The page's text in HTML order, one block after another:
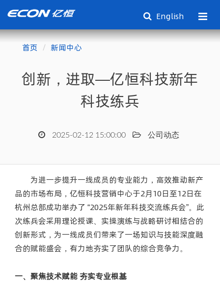
English
首页 新闻中心
创新，进取—亿恒科技新年
科技练兵
2025-02-12 15:00:00 公司动态
为进一步提升一线成员的专业能力，高效推动新产
品的市场布局，亿恒科技营销中心于2月10日至12日在
杭州总部成功举办了 “2025年新年科技交流练兵会”。此
次练兵会采用理论授课、实操演练与战略研讨相结合的
创新形式，为一线成员们带来了一场知识与技能深度融
合的赋能盛会，有力地夯实了团队的综合竞争力。
一、聚焦技术赋能 夯实专业根基